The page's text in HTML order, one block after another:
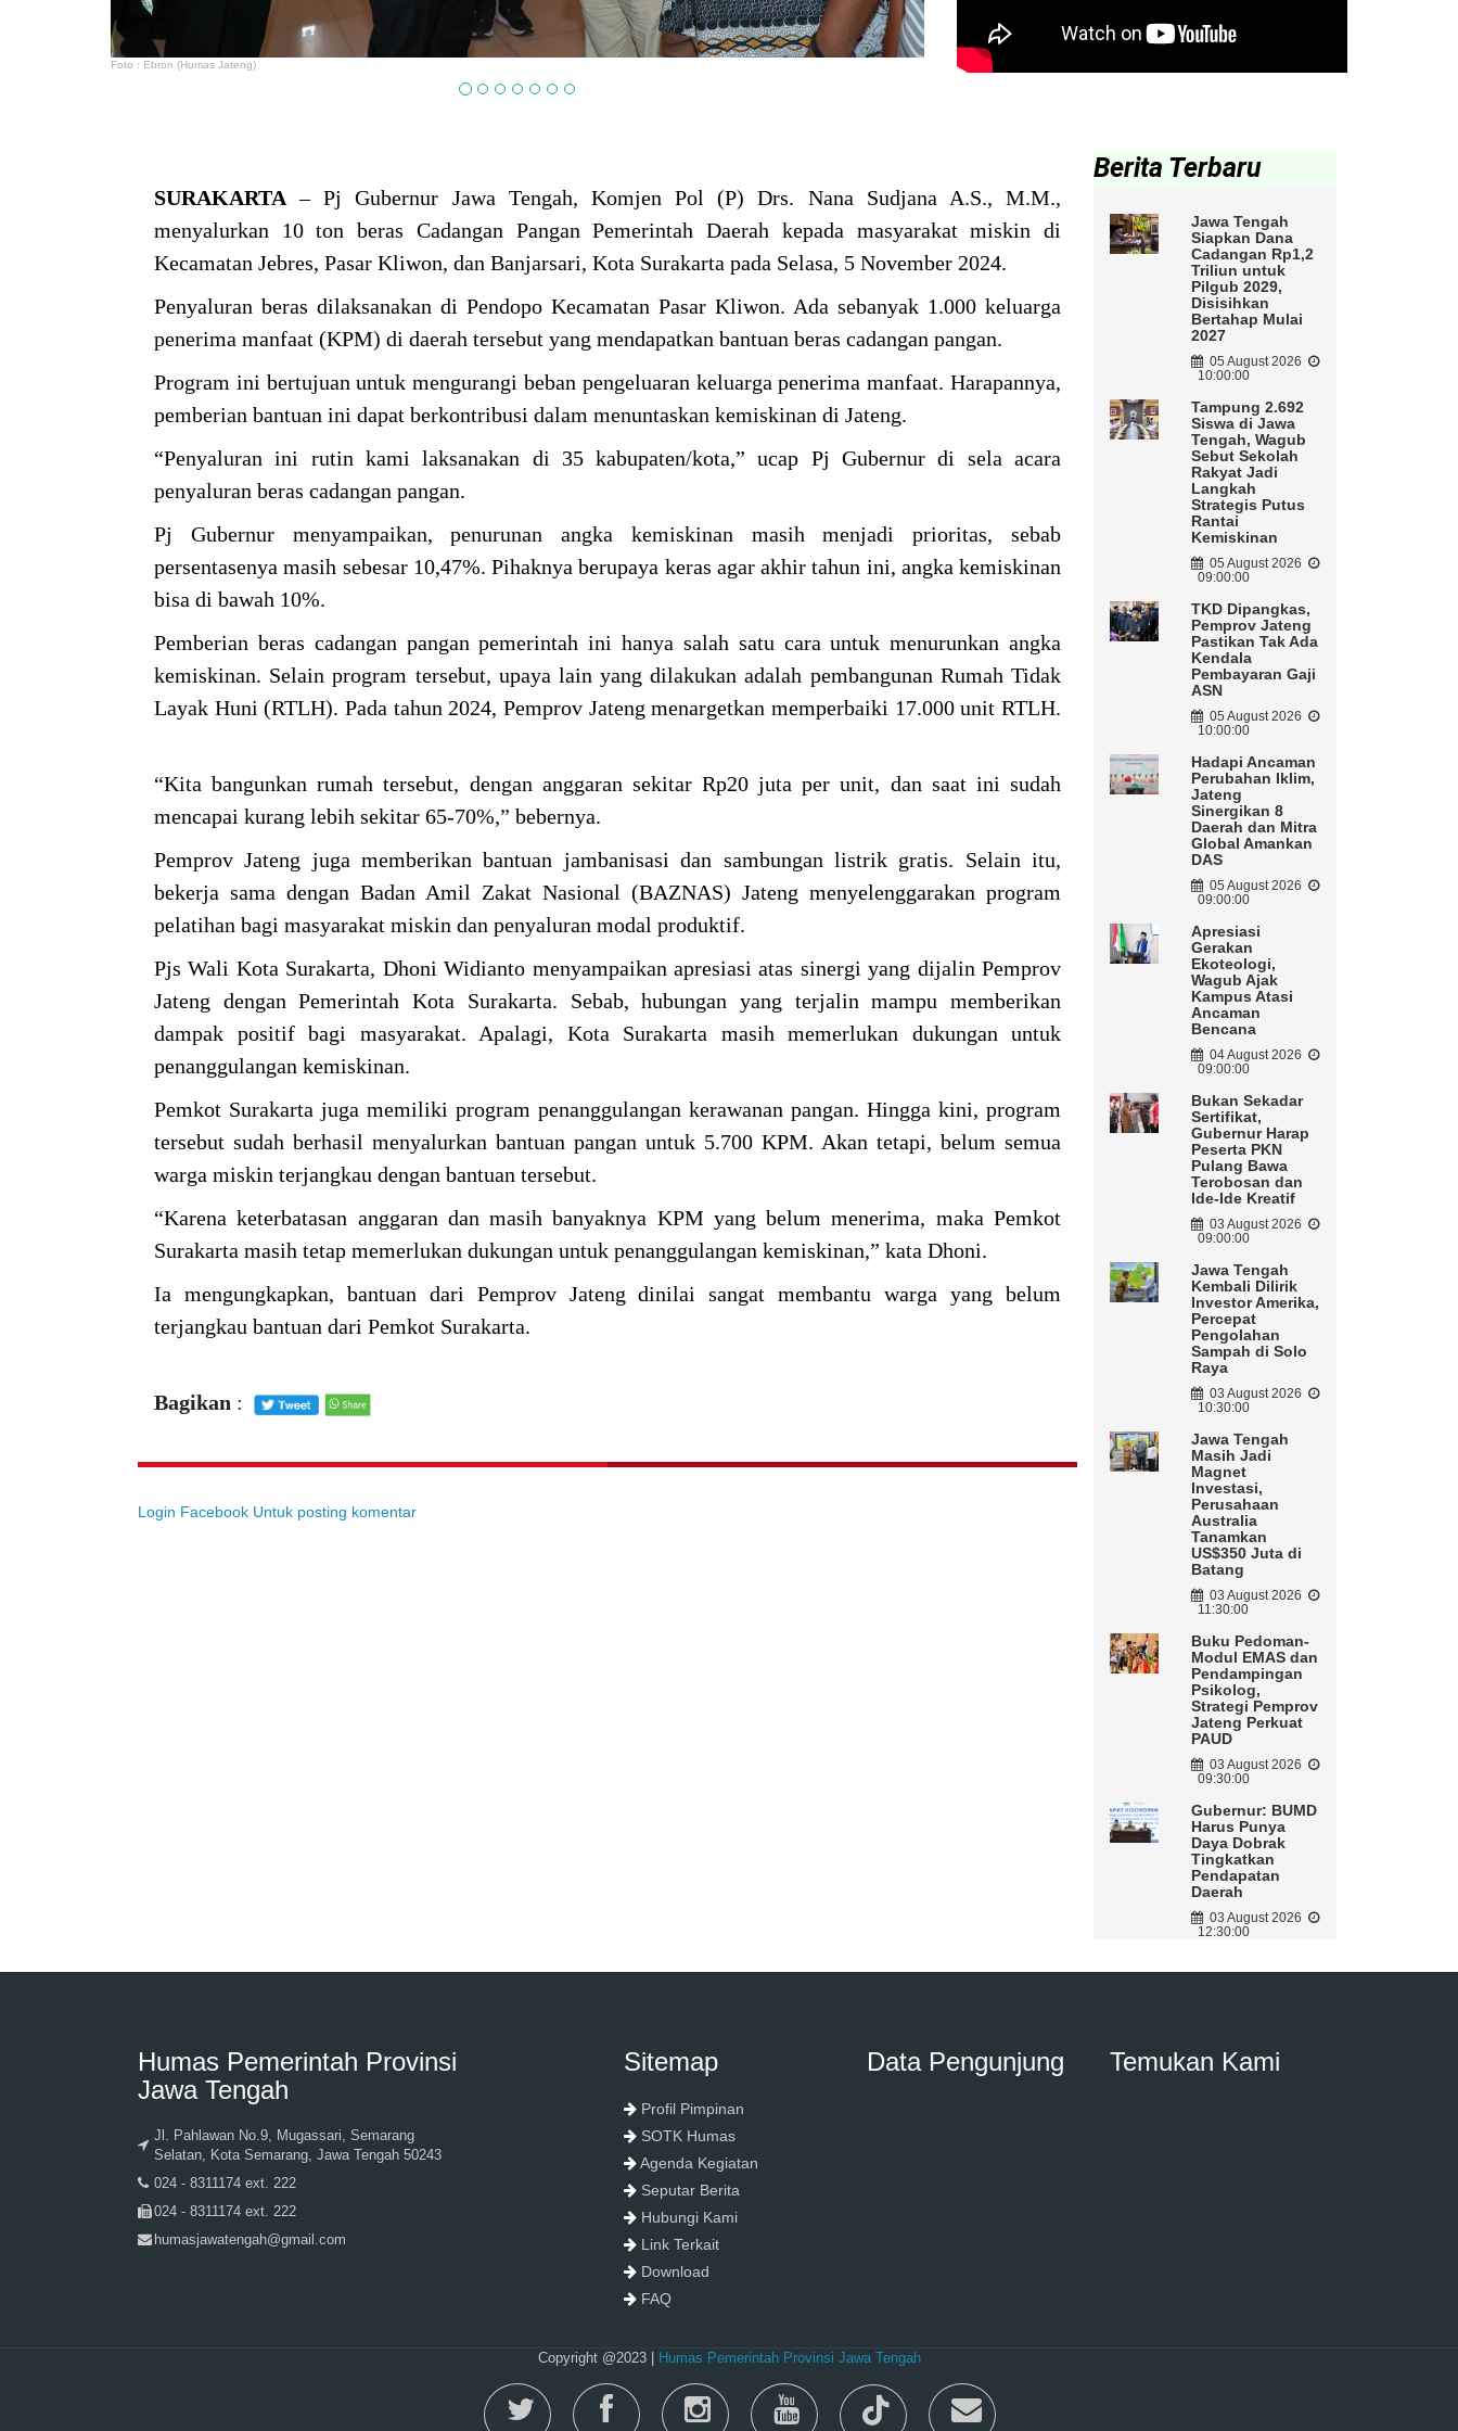
Foto : Ebron (Humas Jateng)
SURAKARTA – Pj Gubernur Jawa Tengah, Komjen Pol (P) Drs. Nana Sudjana A.S., M.M.,
menyalurkan 10 ton beras Cadangan Pangan Pemerintah Daerah kepada masyarakat miskin di
Kecamatan Jebres, Pasar Kliwon, dan Banjarsari, Kota Surakarta pada Selasa, 5 November 2024.
Penyaluran beras dilaksanakan di Pendopo Kecamatan Pasar Kliwon. Ada sebanyak 1.000 keluarga
penerima manfaat (KPM) di daerah tersebut yang mendapatkan bantuan beras cadangan pangan.
Program ini bertujuan untuk mengurangi beban pengeluaran keluarga penerima manfaat. Harapannya,
pemberian bantuan ini dapat berkontribusi dalam menuntaskan kemiskinan di Jateng.
“Penyaluran ini rutin kami laksanakan di 35 kabupaten/kota,” ucap Pj Gubernur di sela acara
penyaluran beras cadangan pangan.
Pj Gubernur menyampaikan, penurunan angka kemiskinan masih menjadi prioritas, sebab
persentasenya masih sebesar 10,47%. Pihaknya berupaya keras agar akhir tahun ini, angka kemiskinan
bisa di bawah 10%.
Pemberian beras cadangan pangan pemerintah ini hanya salah satu cara untuk menurunkan angka
kemiskinan. Selain program tersebut, upaya lain yang dilakukan adalah pembangunan Rumah Tidak
Layak Huni (RTLH). Pada tahun 2024, Pemprov Jateng menargetkan memperbaiki 17.000 unit RTLH.
“Kita bangunkan rumah tersebut, dengan anggaran sekitar Rp20 juta per unit, dan saat ini sudah
mencapai kurang lebih sekitar 65-70%,” bebernya.
Pemprov Jateng juga memberikan bantuan jambanisasi dan sambungan listrik gratis. Selain itu,
bekerja sama dengan Badan Amil Zakat Nasional (BAZNAS) Jateng menyelenggarakan program
pelatihan bagi masyarakat miskin dan penyaluran modal produktif.
Pjs Wali Kota Surakarta, Dhoni Widianto menyampaikan apresiasi atas sinergi yang dijalin Pemprov
Jateng dengan Pemerintah Kota Surakarta. Sebab, hubungan yang terjalin mampu memberikan
dampak positif bagi masyarakat. Apalagi, Kota Surakarta masih memerlukan dukungan untuk
penanggulangan kemiskinan.
Pemkot Surakarta juga memiliki program penanggulangan kerawanan pangan. Hingga kini, program
tersebut sudah berhasil menyalurkan bantuan pangan untuk 5.700 KPM. Akan tetapi, belum semua
warga miskin terjangkau dengan bantuan tersebut.
“Karena keterbatasan anggaran dan masih banyaknya KPM yang belum menerima, maka Pemkot
Surakarta masih tetap memerlukan dukungan untuk penanggulangan kemiskinan,” kata Dhoni.
Ia mengungkapkan, bantuan dari Pemprov Jateng dinilai sangat membantu warga yang belum
terjangkau bantuan dari Pemkot Surakarta.
Bagikan :
Login Facebook Untuk posting komentar
Berita Terbaru
Jawa Tengah
Siapkan Dana
Cadangan Rp1,2
Triliun untuk
Pilgub 2029,
Disisihkan
Bertahap Mulai
2027
05 August 2026
10:00:00
Tampung 2.692
Siswa di Jawa
Tengah, Wagub
Sebut Sekolah
Rakyat Jadi
Langkah
Strategis Putus
Rantai
Kemiskinan
05 August 2026
09:00:00
TKD Dipangkas,
Pemprov Jateng
Pastikan Tak Ada
Kendala
Pembayaran Gaji
ASN
05 August 2026
10:00:00
Hadapi Ancaman
Perubahan Iklim,
Jateng
Sinergikan 8
Daerah dan Mitra
Global Amankan
DAS
05 August 2026
09:00:00
Apresiasi
Gerakan
Ekoteologi,
Wagub Ajak
Kampus Atasi
Ancaman
Bencana
04 August 2026
09:00:00
Bukan Sekadar
Sertifikat,
Gubernur Harap
Peserta PKN
Pulang Bawa
Terobosan dan
Ide-Ide Kreatif
03 August 2026
09:00:00
Jawa Tengah
Kembali Dilirik
Investor Amerika,
Percepat
Pengolahan
Sampah di Solo
Raya
03 August 2026
10:30:00
Jawa Tengah
Masih Jadi
Magnet
Investasi,
Perusahaan
Australia
Tanamkan
US$350 Juta di
Batang
03 August 2026
11:30:00
Buku Pedoman-
Modul EMAS dan
Pendampingan
Psikolog,
Strategi Pemprov
Jateng Perkuat
PAUD
03 August 2026
09:30:00
Gubernur: BUMD
Harus Punya
Daya Dobrak
Tingkatkan
Pendapatan
Daerah
03 August 2026
12:30:00
Humas Pemerintah Provinsi
Jawa Tengah
Jl. Pahlawan No.9, Mugassari, Semarang
Selatan, Kota Semarang, Jawa Tengah 50243
024 - 8311174 ext. 222
024 - 8311174 ext. 222
humasjawatengah@gmail.com
Sitemap
Profil Pimpinan
SOTK Humas
Agenda Kegiatan
Seputar Berita
Hubungi Kami
Link Terkait
Download
FAQ
Data Pengunjung Temukan Kami
Copyright @2023 | Humas Pemerintah Provinsi Jawa Tengah